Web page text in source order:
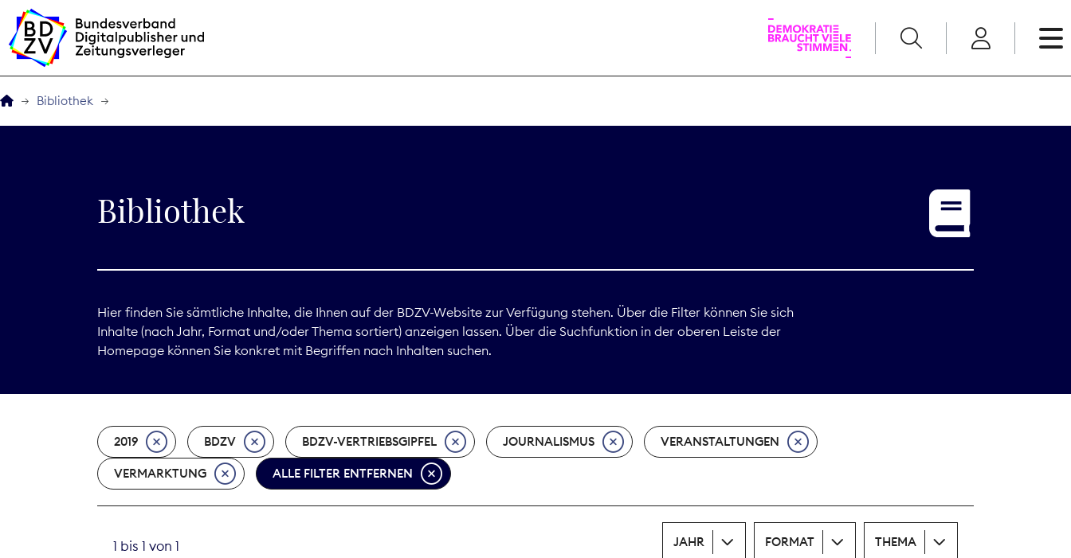
BDZVplus GmbH
Service
Print
Bibliothek
Bibliothek
Hier finden Sie sämtliche Inhalte, die Ihnen auf der BDZV-Website zur Verfügung stehen. Über die Filter können Sie sich
Inhalte (nach Jahr, Format und/oder Thema sortiert) anzeigen lassen. Über die Suchfunktion in der oberen Leiste der
Homepage können Sie konkret mit Begriffen nach Inhalten suchen.
2019 BDZV BDZV-VERTRIEBSGIPFEL JOURNALISMUS VERANSTALTUNGEN
VERMARKTUNG ALLE FILTER ENTFERNEN
1 bis 1 von 1 JAHR FORMAT THEMA